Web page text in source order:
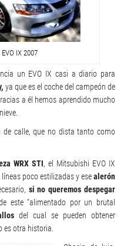
IX 2007
un EVO IX casi a diario para
ya que es el coche del campeón de
a él hemos aprendido mucho
de calle, que no dista tanto como
WRX STI, el Mitsubishi EVO IX
poco estilizadas y esealerón
si no queremos despegar
este “alimentado por un brutal
del cual se pueden obtener
es otra historia.